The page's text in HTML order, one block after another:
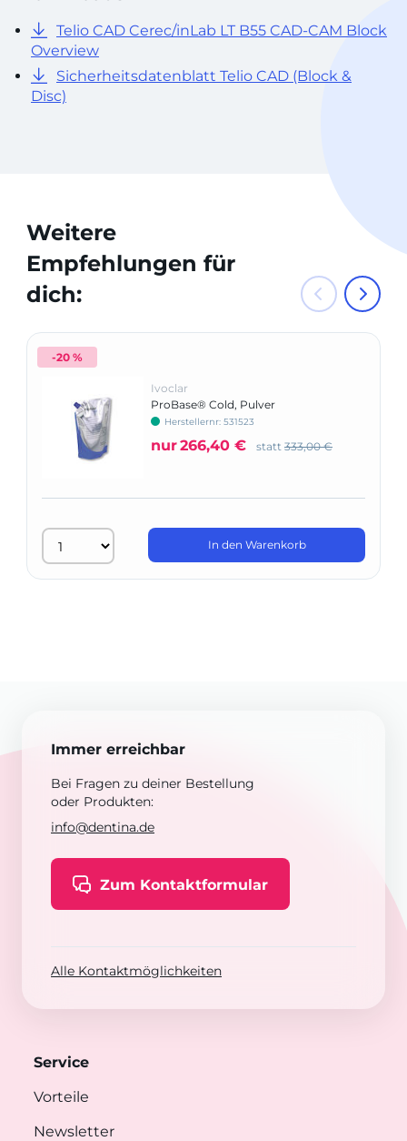
Telio CAD Cerec/inLab LT B55 CAD-CAM Block
Overview
Sicherheitsdatenblatt Telio CAD (Block &
Disc)
Weitere
Empfehlungen für
dich:
-20 %
Ivoclar
ProBase® Cold, Pulver
Herstellernr: 531523
nur266,40 € statt 333,00 €
In den Warenkorb
Immer erreichbar
Bei Fragen zu deiner Bestellung
oder Produkten:
info@dentina.de
Zum Kontaktformular
Alle Kontaktmöglichkeiten
Service
Vorteile
Newsletter